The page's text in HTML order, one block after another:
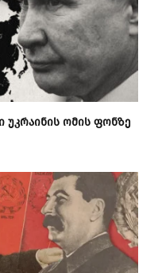
ომის ფონზე